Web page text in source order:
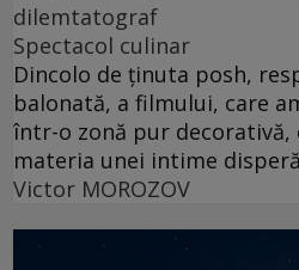
dilemtatograf
Spectacol culinar
Dincolo de ținuta posh,
balonată, a filmului, care
într-o zonă pur decorativă,
materia unei intime
Victor MOROZOV